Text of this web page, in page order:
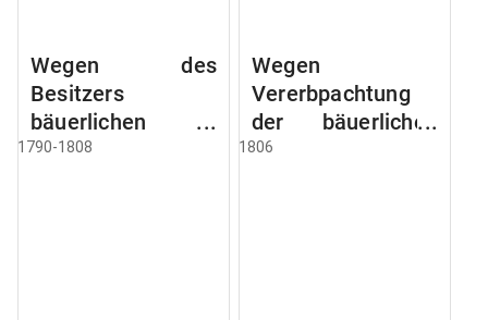
Wegen des
Besitzers
bäuerlichen
Grundstücke, den
1790-1808
Wegen
Vererbpachtung
der bäuerlichen
Grundstücke und
1806